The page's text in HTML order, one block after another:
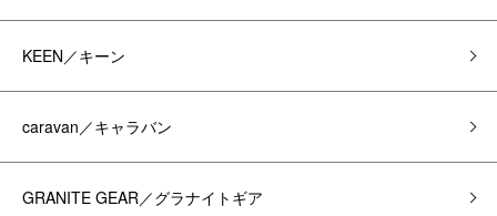
KEEN／キーン
caravan／キャラバン
GRANITE GEAR／グラナイトギア